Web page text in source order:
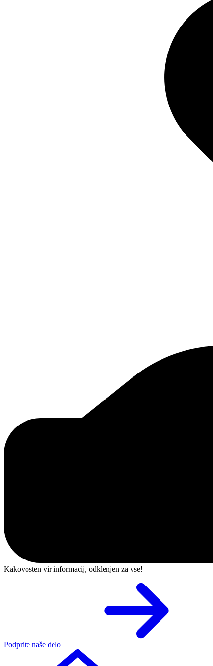
Kakovosten vir informacij, odklenjen za vse!
Podprite naše delo